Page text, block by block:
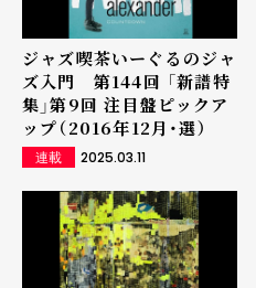
ジャズ喫茶いーぐるのジャ
ズ入門 第144回 「新譜特
集」第9回 注目盤ピックア
ップ（2016年12月・選）
連載 2025.03.11